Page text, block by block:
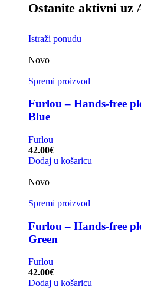
Ostanite aktivni uz
Istraži ponudu
Novo
Spremi proizvod
Furlou – Hands-free
Blue
Furlou
42.00€
Dodaj u košaricu
Novo
Spremi proizvod
Furlou – Hands-free
Green
Furlou
42.00€
Dodaj u košaricu